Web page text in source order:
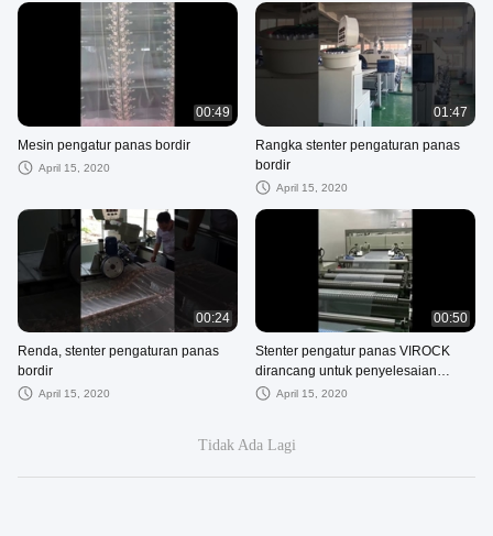
00:49
Mesin pengatur panas bordir
April 15, 2020
01:47
Rangka stenter pengaturan panas
bordir
April 15, 2020
00:24
Renda, stenter pengaturan panas
bordir
April 15, 2020
00:50
Stenter pengatur panas VIROCK
dirancang untuk penyelesaian
bahan medis
April 15, 2020
Tidak Ada Lagi